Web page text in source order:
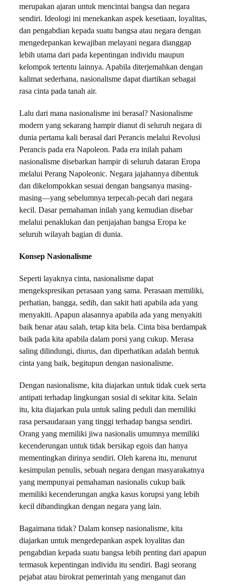
merupakan ajaran untuk mencintai bangsa dan negara
sendiri. Ideologi ini menekankan aspek kesetiaan, loyalitas,
dan pengabdian kepada suatu bangsa atau negara dengan
mengedepankan kewajiban melayani negara dianggap
lebih utama dari pada kepentingan individu maupun
kelompok tertentu lainnya. Apabila diterjemahkan dengan
kalimat sederhana, nasionalisme dapat diartikan sebagai
rasa cinta pada tanah air.
Lalu dari mana nasionalisme ini berasal? Nasionalisme
modern yang sekarang hampir dianut di seluruh negara di
dunia pertama kali berasal dari Perancis melalui Revolusi
Perancis pada era Napoleon. Pada era inilah paham
nasionalisme disebarkan hampir di seluruh dataran Eropa
melalui Perang Napoleonic. Negara jajahannya dibentuk
dan dikelompokkan sesuai dengan bangsanya masing-
masing—yang sebelumnya terpecah-pecah dari negara
kecil. Dasar pemahaman inilah yang kemudian disebar
melalui penaklukan dan penjajahan bangsa Eropa ke
seluruh wilayah bagian di dunia.
Konsep Nasionalisme
Seperti layaknya cinta, nasionalisme dapat
mengekspresikan perasaan yang sama. Perasaan memiliki,
perhatian, bangga, sedih, dan sakit hati apabila ada yang
menyakiti. Apapun alasannya apabila ada yang menyakiti
baik benar atau salah, tetap kita bela. Cinta bisa berdampak
baik pada kita apabila dalam porsi yang cukup. Merasa
saling dilindungi, diurus, dan diperhatikan adalah bentuk
cinta yang baik, begitupun dengan nasionalisme.
Dengan nasionalisme, kita diajarkan untuk tidak cuek serta
antipati terhadap lingkungan sosial di sekitar kita. Selain
itu, kita diajarkan pula untuk saling peduli dan memiliki
rasa persaudaraan yang tinggi terhadap bangsa sendiri.
Orang yang memiliki jiwa nasionalis umumnya memiliki
kecenderungan untuk tidak bersikap egois dan hanya
mementingkan dirinya sendiri. Oleh karena itu, menurut
kesimpulan penulis, sebuah negara dengan masyarakatnya
yang mempunyai pemahaman nasionalis cukup baik
memiliki kecenderungan angka kasus korupsi yang lebih
kecil dibandingkan dengan negara yang lain.
Bagaimana tidak? Dalam konsep nasionalisme, kita
diajarkan untuk mengedepankan aspek loyalitas dan
pengabdian kepada suatu bangsa lebih penting dari apapun
termasuk kepentingan individu itu sendiri. Bagi seorang
pejabat atau birokrat pemerintah yang menganut dan